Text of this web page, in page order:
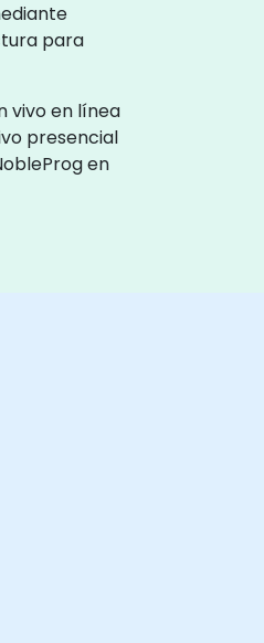
para
vivo en línea
presencial
en